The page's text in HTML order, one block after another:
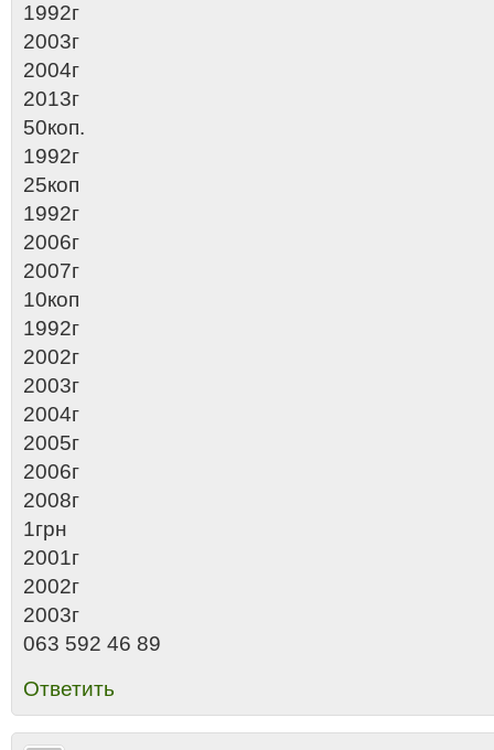
1992г
2003г
2004г
2013г
50коп.
1992г
25коп
1992г
2006г
2007г
10коп
1992г
2002г
2003г
2004г
2005г
2006г
2008г
1грн
2001г
2002г
2003г
063 592 46 89
Ответить